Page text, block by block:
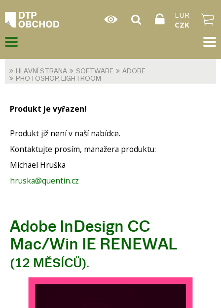
EUR
CZK
HLAVNÍ STRANA SOFTWARE
ADOBE
PHOTOSHOP, LIGHTROOM
Produkt je vyřazen!
Produkt již není v naší nabídce.
Kontaktujte prosím, manažera produktu:
Michael Hruška
hruska@quentin.cz
Adobe InDesign CC
Mac/Win IE RENEWAL
(12 MĚSÍCŮ).